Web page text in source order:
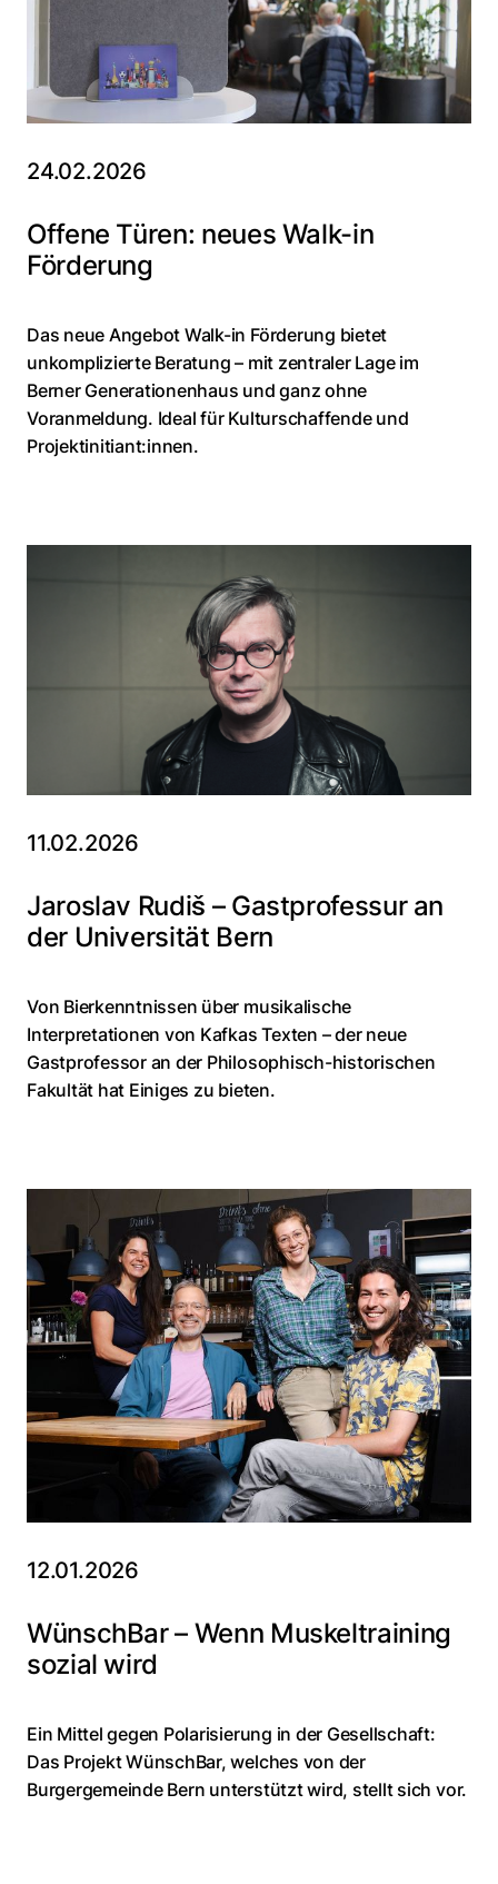
24.02.2026
Offene Türen: neues Walk-in
Förderung
Das neue Angebot Walk-in Förderung bietet
unkomplizierte Beratung – mit zentraler Lage im
Berner Generationenhaus und ganz ohne
Voranmeldung. Ideal für Kulturschaffende und
Projektinitiant:innen.
11.02.2026
Jaroslav Rudiš – Gastprofessur an
der Universität Bern
Von Bierkenntnissen über musikalische
Interpretationen von Kafkas Texten – der neue
Gastprofessor an der Philosophisch-historischen
Fakultät hat Einiges zu bieten.
12.01.2026
WünschBar – Wenn Muskeltraining
sozial wird
Ein Mittel gegen Polarisierung in der Gesellschaft:
Das Projekt WünschBar, welches von der
Burgergemeinde Bern unterstützt wird, stellt sich vor.